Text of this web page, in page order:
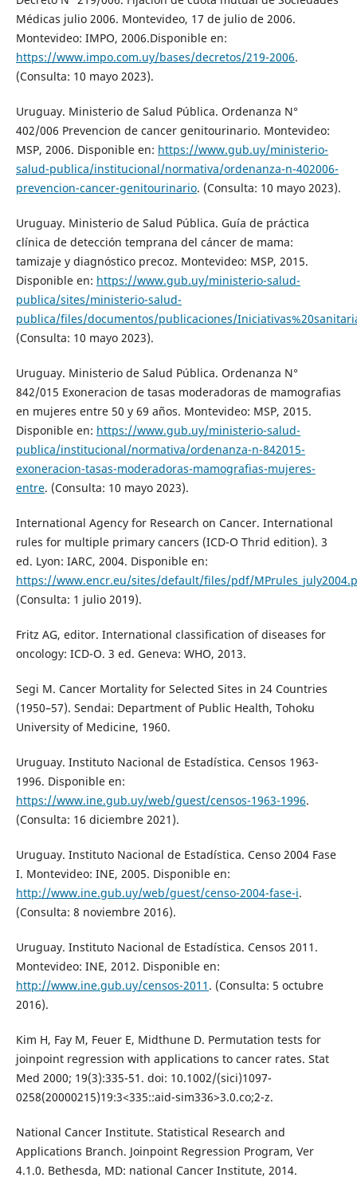
Médicas julio 2006. Montevideo, 17 de julio de 2006.
Montevideo: IMPO, 2006.Disponible en:
https://www.impo.com.uy/bases/decretos/219-2006.
(Consulta: 10 mayo 2023).
Uruguay. Ministerio de Salud Pública. Ordenanza N°
402/006 Prevencion de cancer genitourinario. Montevideo:
MSP, 2006. Disponible en: https://www.gub.uy/ministerio-
salud-publica/institucional/normativa/ordenanza-n-402006-
prevencion-cancer-genitourinario. (Consulta: 10 mayo 2023).
Uruguay. Ministerio de Salud Pública. Guía de práctica
clínica de detección temprana del cáncer de mama:
tamizaje y diagnóstico precoz. Montevideo: MSP, 2015.
Disponible en: https://www.gub.uy/ministerio-salud-
publica/sites/ministerio-salud-
publica/files/documentos/publicaciones/
(Consulta: 10 mayo 2023).
Uruguay. Ministerio de Salud Pública. Ordenanza N°
842/015 Exoneracion de tasas moderadoras de mamografias
en mujeres entre 50 y 69 años. Montevideo: MSP, 2015.
Disponible en: https://www.gub.uy/ministerio-salud-
publica/institucional/normativa/ordenanza-n-842015-
exoneracion-tasas-moderadoras-mamografias-mujeres-
entre. (Consulta: 10 mayo 2023).
International Agency for Research on Cancer. International
rules for multiple primary cancers (ICD-O Thrid edition). 3
ed. Lyon: IARC, 2004. Disponible en:
https://www.encr.eu/sites/default/files/pdf/
(Consulta: 1 julio 2019).
Fritz AG, editor. International classification of diseases for
oncology: ICD-O. 3 ed. Geneva: WHO, 2013.
Segi M. Cancer Mortality for Selected Sites in 24 Countries
(1950–57). Sendai: Department of Public Health, Tohoku
University of Medicine, 1960.
Uruguay. Instituto Nacional de Estadística. Censos 1963-
1996. Disponible en:
https://www.ine.gub.uy/web/guest/censos-1963-1996.
(Consulta: 16 diciembre 2021).
Uruguay. Instituto Nacional de Estadística. Censo 2004 Fase
I. Montevideo: INE, 2005. Disponible en:
http://www.ine.gub.uy/web/guest/censo-2004-fase-i.
(Consulta: 8 noviembre 2016).
Uruguay. Instituto Nacional de Estadística. Censos 2011.
Montevideo: INE, 2012. Disponible en:
http://www.ine.gub.uy/censos-2011 . (Consulta: 5 octubre
2016).
Kim H, Fay M, Feuer E, Midthune D. Permutation tests for
joinpoint regression with applications to cancer rates. Stat
Med 2000; 19(3):335-51. doi: 10.1002/(sici)1097-
0258(20000215)19:3<335::aid-sim336>3.0.co;2-z.
National Cancer Institute. Statistical Research and
Applications Branch. Joinpoint Regression Program, Ver
4.1.0. Bethesda, MD: national Cancer Institute, 2014.